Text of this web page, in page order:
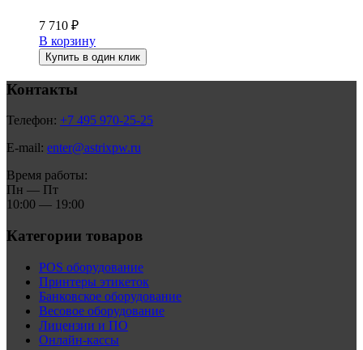
7 710 ₽
В корзину
Купить в один клик
Контакты
Телефон: +7 495 970-25-25
E-mail: enter@astrixpw.ru
Время работы:
Пн — Пт
10:00 — 19:00
Категории товаров
POS оборудование
Принтеры этикеток
Банковское оборудование
Весовое оборудование
Лицензии и ПО
Онлайн-кассы